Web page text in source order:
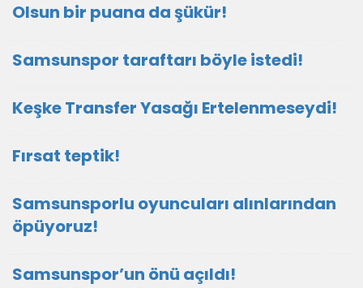
Olsun bir puana da şükür!
Samsunspor taraftarı böyle istedi!
Keşke Transfer Yasağı Ertelenmeseydi!
Fırsat teptik!
Samsunsporlu oyuncuları alınlarından
öpüyoruz!
Samsunspor’un önü açıldı!